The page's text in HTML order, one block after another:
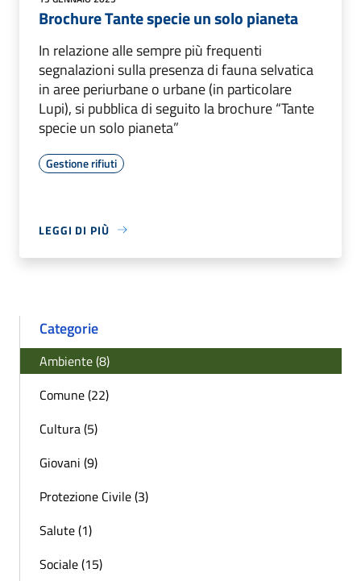
Brochure Tante specie un solo pianeta
In relazione alle sempre più frequenti
segnalazioni sulla presenza di fauna selvatica
in aree periurbane o urbane (in particolare
Lupi), si pubblica di seguito la brochure “Tante
specie un solo pianeta”
Gestione rifiuti
LEGGI DI PIÙ
Categorie
Ambiente (8)
Comune (22)
Cultura (5)
Giovani (9)
Protezione Civile (3)
Salute (1)
Sociale (15)